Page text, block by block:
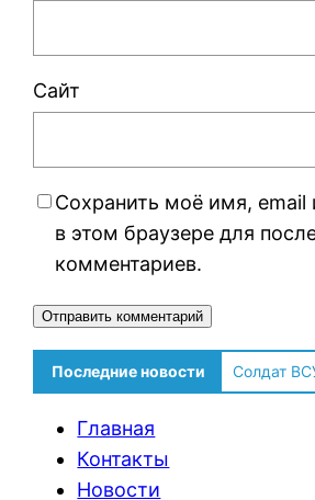
Сайт
Сохранить моё имя, email
в этом браузере для
комментариев.
Alternative:
Последние новости
Главная
Контакты
Новости